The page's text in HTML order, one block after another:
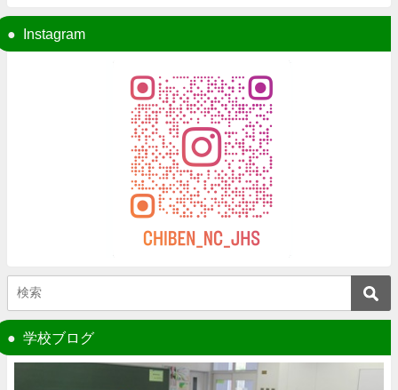
Instagram
学校ブログ